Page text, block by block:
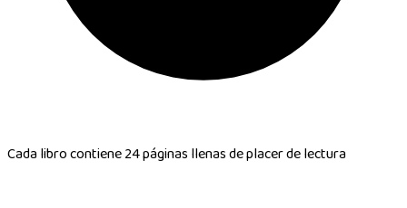
Cada libro contiene24 páginas llenas de placer de lectura